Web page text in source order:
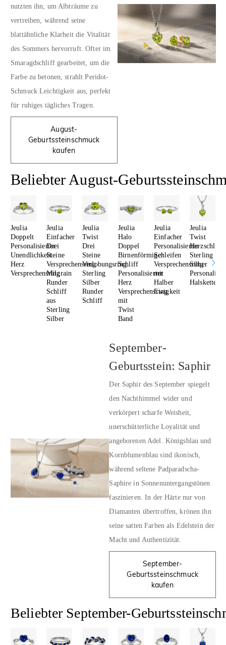
nutzten ihn, um Albträume zu
vertreiben, während seine
blattähnliche Klarheit die Vitalität
des Sommers hervorruft. Ofter im
Smaragdschliff gearbeitet, um die
Farbe zu betonen, strahlt Peridot-
Schmuck Leichtigkeit aus, perfekt
für ruhiges tägliches Tragen.
August-
Geburtssteinschmuck
kaufen
Beliebter August-
Jeulia
Doppelt
Personalisierter
Unendlichkeit
Herz
Versprechensring
Jeulia
Einfacher
Drei
Steine
Versprechensring
Milgrain
Runder
Schliff
aus
Sterling
Silber
Jeulia
Twist
Drei
Steine
Verlobungsring
Sterling
Silber
Runder
Schliff
Jeulia
Halo
Doppel
Birnenförmiger
Schliff
Personalisierter
Herz
Versprechensring
mit
Twist
Band
Jeulia
Einfacher
Personalisierter
Schleifen
Versprechensring
mit
Halber
Ewigkeit
Jeulia
Twist
Herzschliff
Sterling
Silber
Halskette
September-
Geburtsstein: Saphir
Der Saphir des September spiegelt
den Nachthimmel wider und
verkörpert scharfe Weisheit,
unerschütterliche Loyalität und
angeborenen Adel. Königsblau und
Kornblumenblau sind ikonisch,
während seltene Padparadscha-
Saphire in Sonnenuntergangstönen
faszinieren. In der Härte nur von
Diamanten übertroffen, krönen ihn
seine satten Farben als Edelstein der
Macht und Authentizität.
September-
Geburtssteinschmuck
kaufen
Beliebter September-